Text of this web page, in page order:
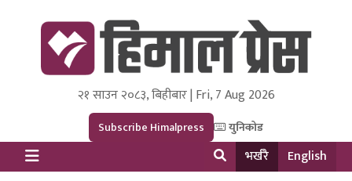
Himal Press
Dot NewsyNepal Media and Research Pvt Ltd.
२१ साउन २०८३, बिहीबार | Fri, 7 Aug 2026
Subscribe Himalpress युनिकोड
भर्खरै English